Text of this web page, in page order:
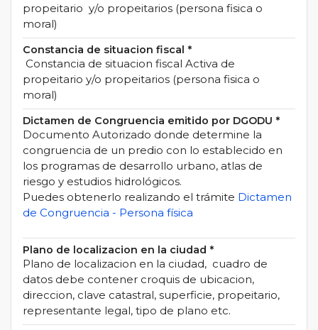
propeitario y/o propeitarios (persona fisica o
moral)
Constancia de situacion fiscal *
Constancia de situacion fiscal Activa de
propeitario y/o propeitarios (persona fisica o
moral)
Dictamen de Congruencia emitido por DGODU *
Documento Autorizado donde determine la
congruencia de un predio con lo establecido en
los programas de desarrollo urbano, atlas de
riesgo y estudios hidrológicos.
Puedes obtenerlo realizando el trámite Dictamen
de Congruencia - Persona física
Plano de localizacion en la ciudad *
Plano de localizacion en la ciudad, cuadro de
datos debe contener croquis de ubicacion,
direccion, clave catastral, superficie, propeitario,
representante legal, tipo de plano etc.